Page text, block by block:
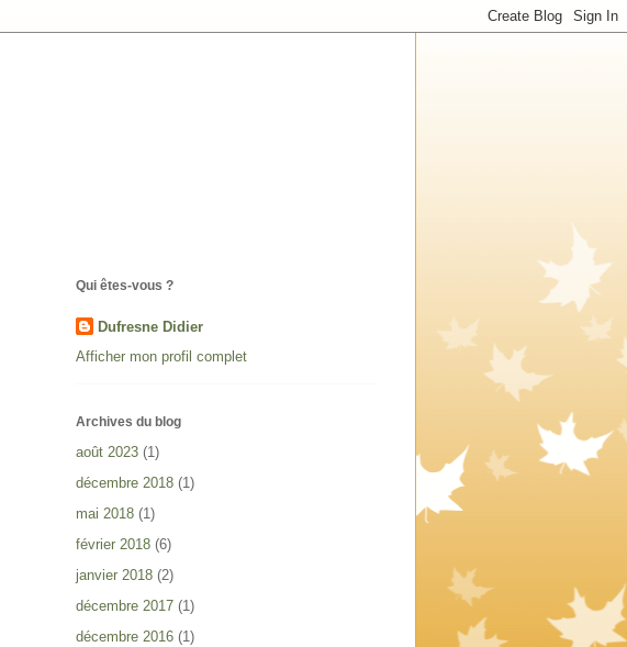
Qui êtes-vous ?
Dufresne Didier
Afficher mon profil complet
Archives du blog
août 2023 (1)
décembre 2018 (1)
mai 2018 (1)
février 2018 (6)
janvier 2018 (2)
décembre 2017 (1)
décembre 2016 (1)